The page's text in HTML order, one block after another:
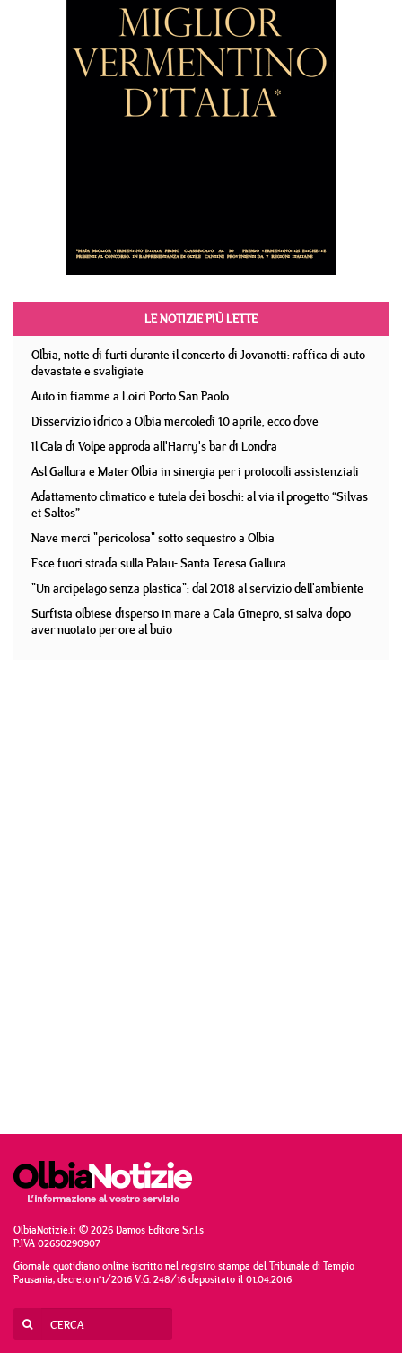
LE NOTIZIE PIÙ LETTE
Olbia, notte di furti durante il concerto di Jovanotti: raffica di auto
devastate e svaligiate
Auto in fiamme a Loiri Porto San Paolo
Disservizio idrico a Olbia mercoledì 10 aprile, ecco dove
Il Cala di Volpe approda all'Harry's bar di Londra
Asl Gallura e Mater Olbia in sinergia per i protocolli assistenziali
Adattamento climatico e tutela dei boschi: al via il progetto “Silvas
et Saltos”
Nave merci "pericolosa" sotto sequestro a Olbia
Esce fuori strada sulla Palau- Santa Teresa Gallura
"Un arcipelago senza plastica": dal 2018 al servizio dell'ambiente
Surfista olbiese disperso in mare a Cala Ginepro, si salva dopo
aver nuotato per ore al buio
OlbiaNotizie.it © 2026 Damos Editore S.r.l.s
P.IVA 02650290907
Giornale quotidiano online iscritto nel registro stampa del Tribunale di Tempio
Pausania, decreto n°1/2016 V.G. 248/16 depositato il 01.04.2016